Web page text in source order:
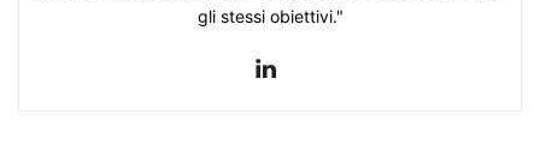
gli stessi obiettivi."